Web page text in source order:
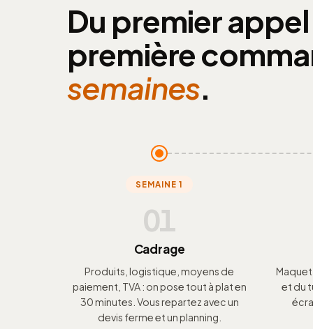
Du premier
première
semaines.
SEMAINE 1
01
Cadrage
Produits, logistique, moyens de
paiement, TVA : on pose tout à plat en
30 minutes. Vous repartez avec un
devis ferme et un planning.
et du